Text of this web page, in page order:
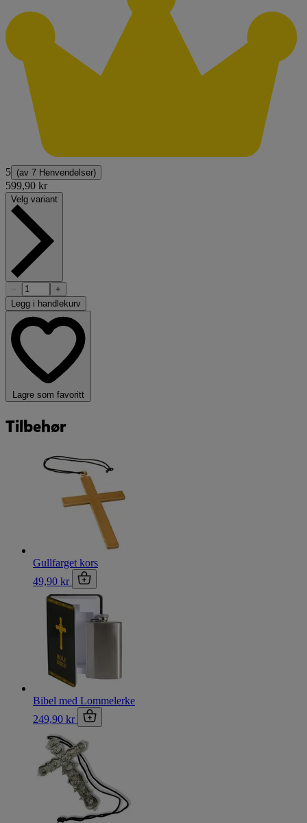
5 (av 7 Henvendelser)
599,90 kr
Velg variant
−
+
Legg i handlekurv
Lagre som favoritt
Tilbehør
Gullfarget kors
49,90 kr
Bibel med Lommelerke
249,90 kr